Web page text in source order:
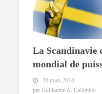
La Scandinavie
mondial de
26 mars 2018
par Guillaume A. Callonico